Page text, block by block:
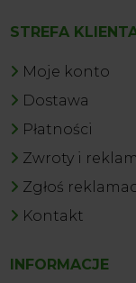
STREFA
Moje konto
Dostawa
Płatności
Zwroty i
Zgłoś
Kontakt
INFORMACJE